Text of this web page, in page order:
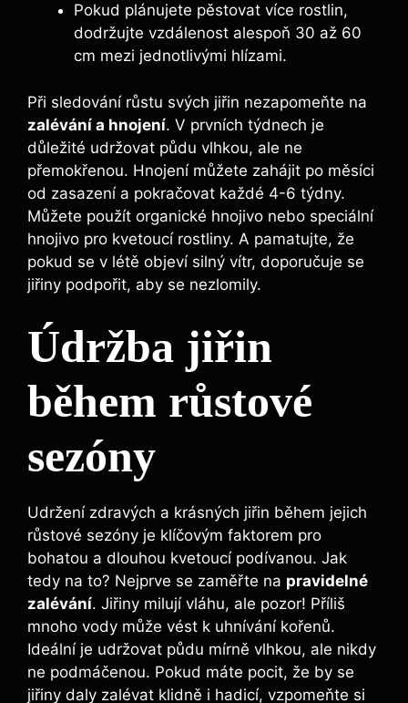
Pokud plánujete pěstovat více rostlin,
dodržujte vzdálenost alespoň 30 až 60
cm mezi jednotlivými hlízami.
Při sledování růstu svých jiřin nezapomeňte na
zalévání a hnojení. V prvních týdnech je
důležité udržovat půdu vlhkou, ale ne
přemokřenou. Hnojení můžete zahájit po měsíci
od zasazení a pokračovat každé 4-6 týdny.
Můžete použít organické hnojivo nebo speciální
hnojivo pro kvetoucí rostliny. A pamatujte, že
pokud se v létě objeví silný vítr, doporučuje se
jiřiny podpořit, aby se nezlomily.
Údržba jiřin
během růstové
sezóny
Udržení zdravých a krásných jiřin během jejich
růstové sezóny je klíčovým faktorem pro
bohatou a dlouhou kvetoucí podívanou. Jak
tedy na to? Nejprve se zaměřte na pravidelné
zalévání. Jiřiny milují vláhu, ale pozor! Příliš
mnoho vody může vést k uhnívání kořenů.
Ideální je udržovat půdu mírně vlhkou, ale nikdy
ne podmáčenou. Pokud máte pocit, že by se
jiřiny daly zalévat klidně i hadicí, vzpomeňte si